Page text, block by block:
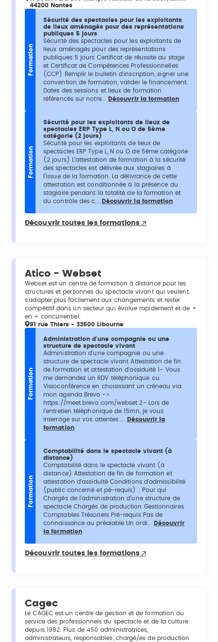
44200 Nantes
Formation
Sécurité des spectacles pour les exploitants
de lieux aménagés pour des représentations
publiques 5 jours
Sécurité des spectacles pour les exploitants de
lieux aménagés pour des représentations
publiques 5 jours Certificat de réussite au stage
et Certificat de Compétences Professionnelles
(CCP) Remplir le bulletin d'inscription, signer une
convention de formation, valider le financement.
Dates des sessions et lieux de formation
référencés sur notre...
Découvrir la formation
Formation
Sécurité pour les exploitants de lieux de
spectacles ERP Type L, N ou O de 5ème
catégorie (2 jours)
Sécurité pour les exploitants de lieux de
spectacles ERP Type L, N ou O de 5ème catégorie
(2 jours) L’attestation de formation à la sécurité
des spectacles est délivrée aux stagiaires à
l’issue de la formation. La délivrance de cette
attestation est conditionnée à la présence du
stagiaire pendant la totalité de la formation et
du contrôle des c...
Découvrir la formation
Découvrir toutes les formations
Atico - Webset
Webset est un centre de formation à distance pour les
structures et personnes du spectacle vivant qui veulent
s'adapter plus facilement aux changements et rester
compétitif dans un secteur qui évolue rapidement et de +
en + concurrentiel.
91 rue Thiers - 33500 Libourne
Formation
Administration d'une compagnie ou une
structure de spectacle vivant
Administration d'une compagnie ou une
structure de spectacle vivant Attestation de fin
de formation et attestation d'assiduité 1- Vous
me demandez un RDV téléphonique ou
Visioconférence en choisissant un créneau via
mon agenda Brevo ->
https://meet.brevo.com/webset 2- Lors de
l’entretien téléphonique de 15mn, je vous
interroge sur vos attentes ...
Découvrir la
formation
Formation
Comptabilité dans le spectacle vivant (à
distance)
Comptabilité dans le spectacle vivant (à
distance) Attestation de fin de formation et
attestation d'assiduité Conditions d'admissibilité
(public concerné et pé-requis) : Pour qui
Chargés de l’administration d’une structure de
spectacle Chargés de production Gestionnaires
Comptables Trésoriers Pré-requis Pas de
connaissance au préalable Un ordi...
Découvrir
la formation
Découvrir toutes les formations
Cagec
Le CAGEC est un centre de gestion et de formation au
service des professionnels du spectacle et de la culture
depuis 1982. Plus de 450 administratrices,
administrateurs, responsables, chargé/es de production